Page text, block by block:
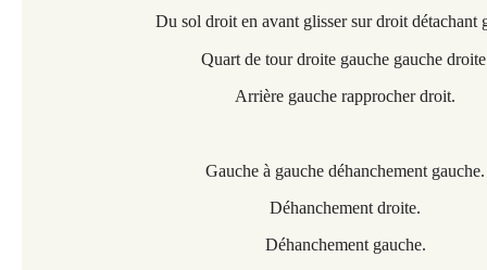
Du sol droit en avant glisser sur droit détachant
Quart de tour droite gauche gauche
Arrière gauche rapprocher droit.
Gauche à gauche déhanchement gauche.
Déhanchement droite.
Déhanchement gauche.